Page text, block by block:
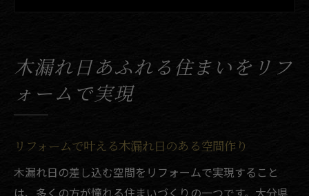
心地よい自然光と快適さを両立する方法
リフォームで心地よい自然光を最大限に活
快適な暮らしへ導くリフォームの工夫とは
木漏れ日が差し込む空間のリフォーム術
自然光を上手に取り入れるリフォームの極
木漏れ日あふれる住まいをリフ
ォームで実現
リフォームで叶える木漏れ日のある空間作り
木漏れ日の差し込む空間をリフォームで実現すること
は、多くの方が憧れる住まいづくりの一つです。大分県